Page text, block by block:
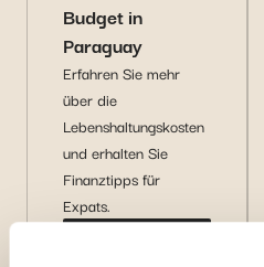
Budget in
Paraguay
Erfahren Sie mehr
über die
Lebenshaltungskosten
und erhalten Sie
Finanztipps für
Expats.